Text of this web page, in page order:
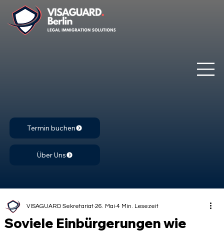
Termin buchen
Über Uns
Soviele Einbürgerungen wie
VISAGUARD Sekretariat 26. Mai 4 Min. Lesezeit